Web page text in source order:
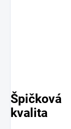
Špičková
kvalita